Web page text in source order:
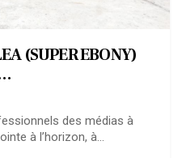
(SUPER EBONY)
des médias à
à l’horizon, à…